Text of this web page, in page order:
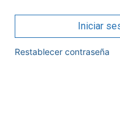
Iniciar
Restablecer contraseña